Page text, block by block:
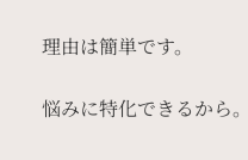
理由は簡単です。
悩みに特化できるから。